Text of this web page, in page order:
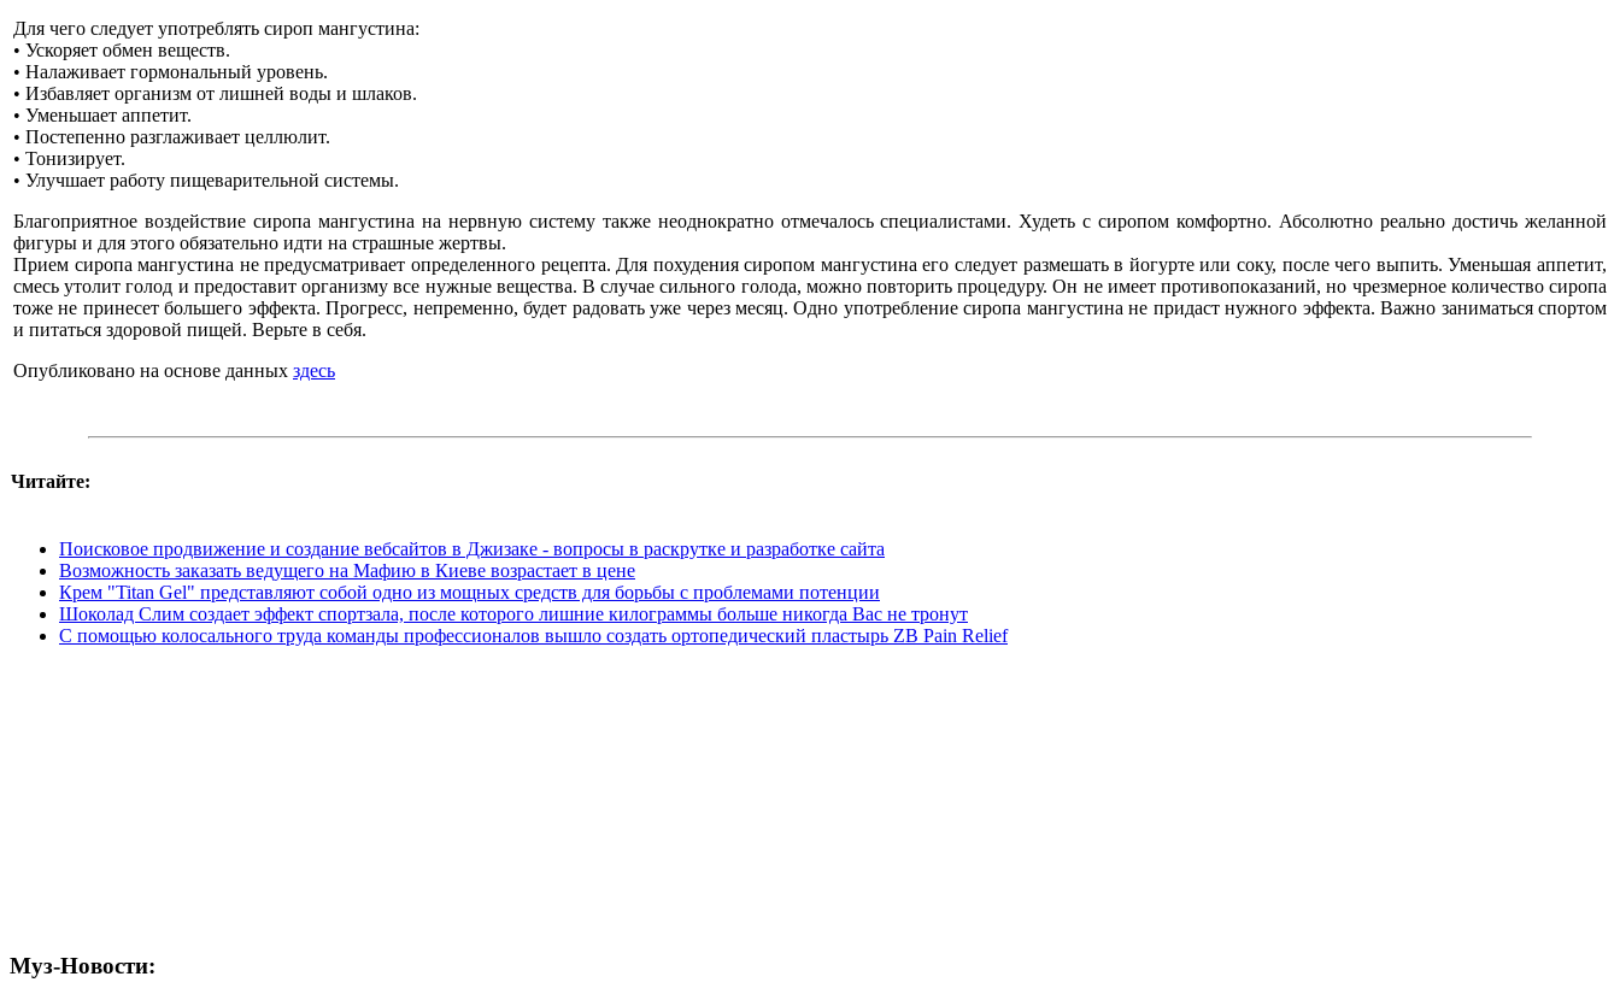
Для чего следует употреблять сироп мангустина:
• Ускоряет обмен веществ.
• Налаживает гормональный уровень.
• Избавляет организм от лишней воды и шлаков.
• Уменьшает аппетит.
• Постепенно разглаживает целлюлит.
• Тонизирует.
• Улучшает работу пищеварительной системы.
Благоприятное воздействие сиропа мангустина на нервную систему также неоднократно отмечалось специалистами. Худеть с сиропом комфортно. Абсолютно реально достичь желанной
фигуры и для этого обязательно идти на страшные жертвы.
Прием сиропа мангустина не предусматривает определенного рецепта. Для похудения сиропом мангустина его следует размешать в йогурте или соку, после чего выпить. Уменьшая аппетит,
смесь утолит голод и предоставит организму все нужные вещества. В случае сильного голода, можно повторить процедуру. Он не имеет противопоказаний, но чрезмерное количество сиропа
тоже не принесет большего эффекта. Прогресс, непременно, будет радовать уже через месяц. Одно употребление сиропа мангустина не придаст нужного эффекта. Важно заниматься спортом
и питаться здоровой пищей. Верьте в себя.
Опубликовано на основе данных здесь
Читайте:
Поисковое продвижение и создание вебсайтов в Джизаке - вопросы в раскрутке и разработке сайта
Возможность заказать ведущего на Мафию в Киеве возрастает в цене
Крем "Titan Gel" представляют собой одно из мощных средств для борьбы с проблемами потенции
Шоколад Слим создает эффект спортзала, после которого лишние килограммы больше никогда Вас не тронут
С помощью колосального труда команды профессионалов вышло создать ортопедический пластырь ZB Pain Relief
Муз-Новости: